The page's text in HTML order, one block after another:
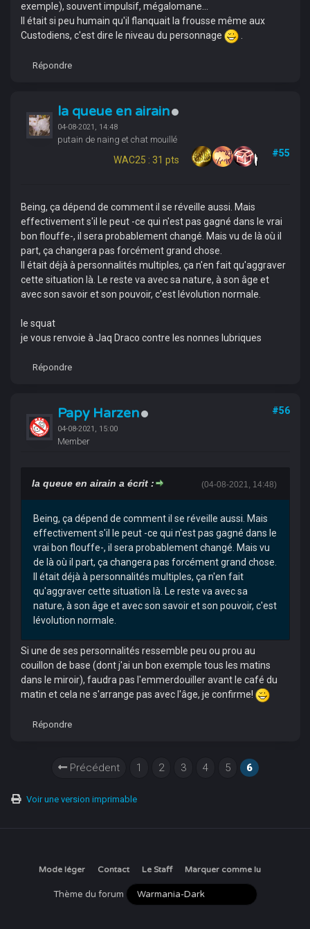
exemple), souvent impulsif, mégalomane...
Il était si peu humain qu'il flanquait la frousse même aux
Custodiens, c'est dire le niveau du personnage
.
Répondre
la queue en airain
04-08-2021, 14:48
putain de naing et chat mouillé
WAC25 : 31 pts
#55
Being, ça dépend de comment il se réveille aussi. Mais
effectivement s'il le peut -ce qui n'est pas gagné dans le vrai
bon flouffe-, il sera probablement changé. Mais vu de là où il
part, ça changera pas forcément grand chose.
Il était déjà à personnalités multiples, ça n'en fait qu'aggraver
cette situation là. Le reste va avec sa nature, à son âge et
avec son savoir et son pouvoir, c'est lévolution normale.
le squat
je vous renvoie à Jaq Draco contre les nonnes lubriques
Répondre
Papy Harzen
04-08-2021, 15:00
Member
#56
(04-08-2021, 14:48)
la queue en airain a écrit :
Being, ça dépend de comment il se réveille aussi. Mais
effectivement s'il le peut -ce qui n'est pas gagné dans le
vrai bon flouffe-, il sera probablement changé. Mais vu
de là où il part, ça changera pas forcément grand chose.
Il était déjà à personnalités multiples, ça n'en fait
qu'aggraver cette situation là. Le reste va avec sa
nature, à son âge et avec son savoir et son pouvoir, c'est
lévolution normale.
Si une de ses personnalités ressemble peu ou prou au
couillon de base (dont j'ai un bon exemple tous les matins
dans le miroir), faudra pas l'emmerdouiller avant le café du
matin et cela ne s'arrange pas avec l'âge, je confirme!
Répondre
Précédent 1 2 3 4 5 6
Voir une version imprimable
Mode léger Contact Le Staff Marquer comme lu
Thème du forum